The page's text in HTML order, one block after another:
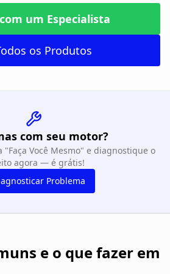
um Especialista
os Produtos
com seu motor?
"Faça Você Mesmo" e diagnostique o
agora — é grátis!
Problema
e o que fazer em